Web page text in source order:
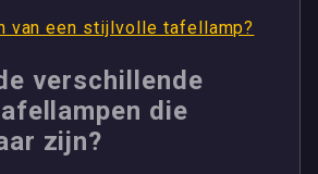
van een stijlvolle tafellamp?
verschillende
die
zijn?